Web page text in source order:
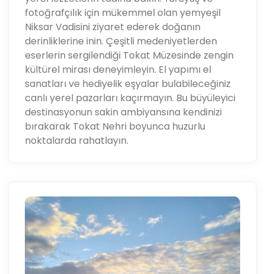
fotoğrafçılık için mükemmel olan yemyeşil
Niksar Vadisini ziyaret ederek doğanın
derinliklerine inin. Çeşitli medeniyetlerden
eserlerin sergilendiği Tokat Müzesinde zengin
kültürel mirası deneyimleyin. El yapımı el
sanatları ve hediyelik eşyalar bulabileceğiniz
canlı yerel pazarları kaçırmayın. Bu büyüleyici
destinasyonun sakin ambiyansına kendinizi
bırakarak Tokat Nehri boyunca huzurlu
noktalarda rahatlayın.